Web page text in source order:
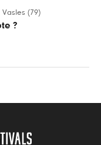
Vasles (79)
?